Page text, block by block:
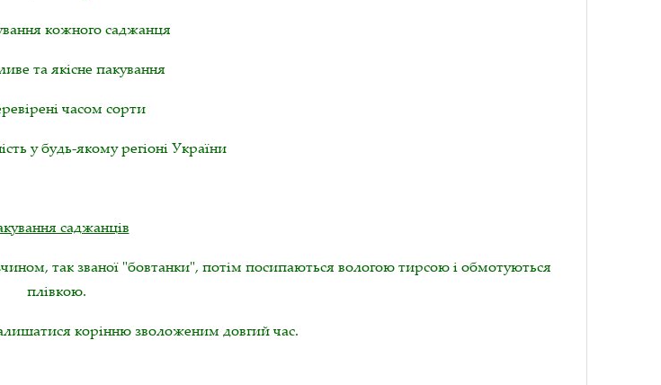
кожного саджанця
та якісне пакування
часом сорти
у будь-якому регіоні України
саджанців
так званої "бовтанки", потім посипаються вологою тирсою і обмотуються
плівкою.
корінню зволоженим довгий час.